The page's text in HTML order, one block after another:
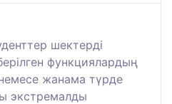
шектерді
функциялардың
жанама түрде
экстремалды